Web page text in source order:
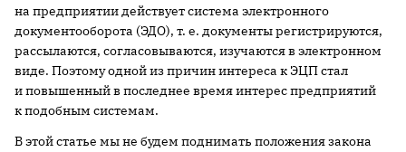
на предприятии действует система электронного
документооборота (ЭДО), т. е. документы регистрируются,
рассылаются, согласовываются, изучаются в электронном
виде. Поэтому одной из причин интереса к ЭЦП стал
и повышенный в последнее время интерес предприятий
к подобным системам.
В этой статье мы не будем поднимать положения закона